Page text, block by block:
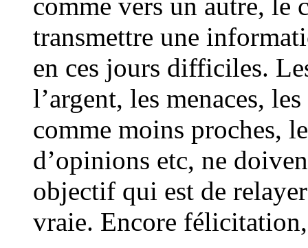
comme vers un autre, le
transmettre une
en ces jours difficiles.
l’argent, les menaces,
comme moins proches,
d’opinions etc, ne
objectif qui est de
vraie. Encore